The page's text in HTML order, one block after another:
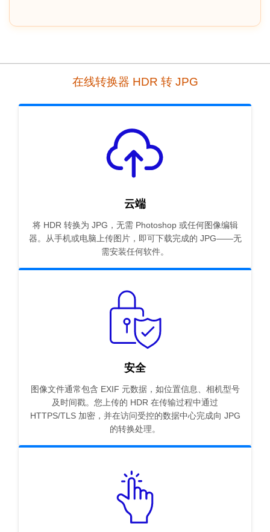
在线转换器 HDR 转 JPG
云端
将 HDR 转换为 JPG，无需 Photoshop 或任何图像编辑
器。从手机或电脑上传图片，即可下载完成的 JPG——无
需安装任何软件。
安全
图像文件通常包含 EXIF 元数据，如位置信息、相机型号
及时间戳。您上传的 HDR 在传输过程中通过
HTTPS/TLS 加密，并在访问受控的数据中心完成向 JPG
的转换处理。